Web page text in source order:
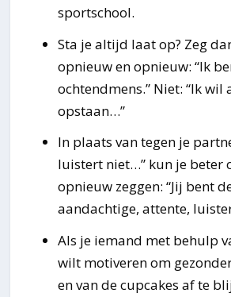
sportschool.
Sta je altijd laat op? Zeg
opnieuw en opnieuw: “Ik
ochtendmens.” Niet: “Ik
opstaan…”
In plaats van tegen je
luistert niet…” kun je beter
opnieuw zeggen: “Jij bent
aandachtige, attente,
Als je iemand met behulp
wilt motiveren om
en van de cupcakes af te